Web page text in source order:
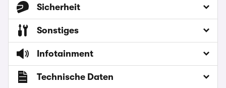
Sicherheit
Sonstiges
Infotainment
Technische Daten